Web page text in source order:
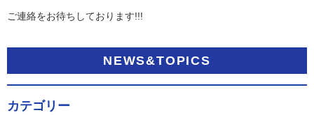
ご連絡をお待ちしております!!!
NEWS&TOPICS
カテゴリー